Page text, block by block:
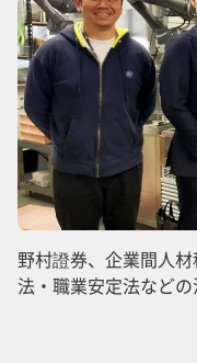
野村證券、企業間人
法・職業安定法など